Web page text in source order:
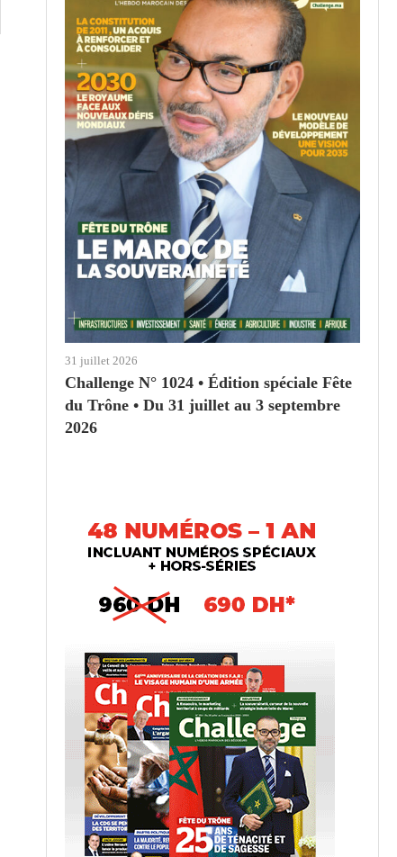
31 juillet 2026
Challenge N° 1024 • Édition spéciale Fête
du Trône • Du 31 juillet au 3 septembre
2026